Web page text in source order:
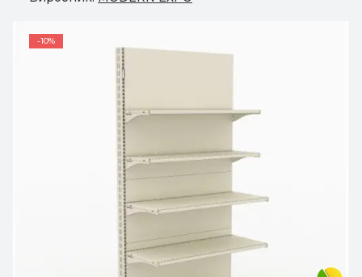
-10%